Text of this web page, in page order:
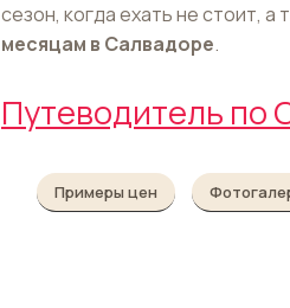
сезон, когда ехать не стоит, а
месяцам в Салвадоре.
Путеводитель по
Примеры цен